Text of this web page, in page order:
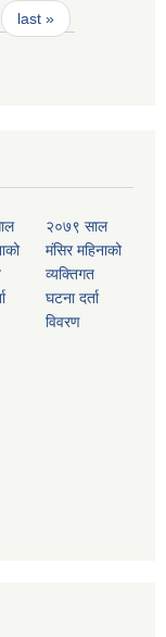
last »
२०७९ साल
मंसिर महिनाको
व्यक्तिगत
घटना दर्ता
विवरण